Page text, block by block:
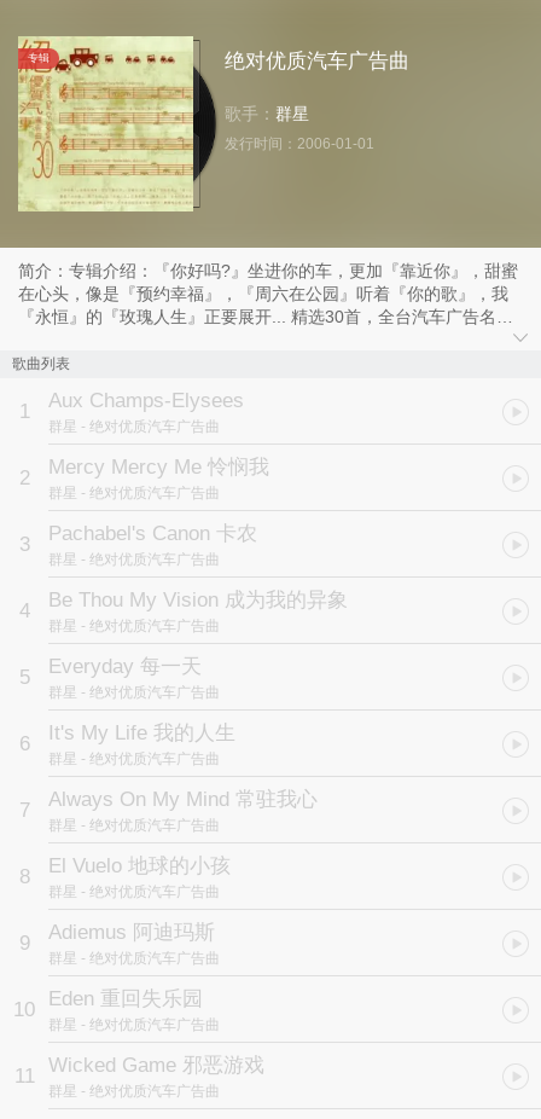
专辑 绝对优质汽车广告曲
歌手： 群星
发行时间： 2006-01-01
简介：专辑介绍：『你好吗?』坐进你的车，更加『靠近你』，甜蜜
在心头，像是『预约幸福』，『周六在公园』听着『你的歌』，我
『永恒』的『玫瑰人生』正要展开... 精选30首，全台汽车广告名
来，声声唱出最心动的人生。 超值抢鲜： Aux Champs-
Canon （『中华三菱savrin』2005年、『统一黄金豆奶』广告代言
曲） Your Song (『Honda Crv』汽车广告代言曲) How Do You Do (
现代汽车2005『Suvnew Matrix』广告代言曲)
歌曲列表
1 Aux Champs-Elysees
群星 - 绝对优质汽车广告曲
2 Mercy Mercy Me 怜悯我
群星 - 绝对优质汽车广告曲
3 Pachabel's Canon 卡农
群星 - 绝对优质汽车广告曲
4 Be Thou My Vision 成为我的异象
群星 - 绝对优质汽车广告曲
5 Everyday 每一天
群星 - 绝对优质汽车广告曲
6 It's My Life 我的人生
群星 - 绝对优质汽车广告曲
7 Always On My Mind 常驻我心
群星 - 绝对优质汽车广告曲
8 El Vuelo 地球的小孩
群星 - 绝对优质汽车广告曲
9 Adiemus 阿迪玛斯
群星 - 绝对优质汽车广告曲
10 Eden 重回失乐园
群星 - 绝对优质汽车广告曲
11 Wicked Game 邪恶游戏
群星 - 绝对优质汽车广告曲